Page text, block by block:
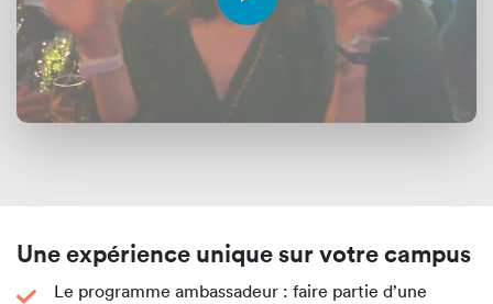
Une expérience unique sur votre campus
Le programme ambassadeur : faire partie d’une